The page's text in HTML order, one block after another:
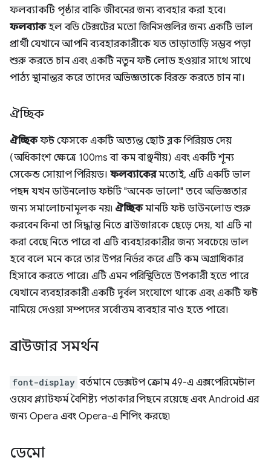
ফলব্যাকটি পৃষ্ঠার বাকি জীবনের জন্য ব্যবহার করা হবে।
ফলব্যাকহল বডি টেক্সটের মতো জিনিসগুলির জন্য একটি ভাল
প্রার্থী যেখানে আপনি ব্যবহারকারীকে যত তাড়াতাড়ি সম্ভব পড়া
শুরু করতে চান এবং একটি নতুন ফন্ট লোড হওয়ার সাথে সাথে
পাঠ্য স্থানান্তর করে তাদের অভিজ্ঞতাকে বিরক্ত করতে চান না।
ঐচ্ছিক
ঐচ্ছিকফন্ট ফেসকে একটি অত্যন্ত ছোট ব্লক পিরিয়ড দেয়
(অধিকাংশ ক্ষেত্রে 100ms বা কম বাঞ্ছনীয়) এবং একটি শূন্য
সেকেন্ড সোয়াপ পিরিয়ড। ফলব্যাকেরমতোই, এটি একটি ভাল
পছন্দ যখন ডাউনলোড ফন্টটি "অনেক ভালো" তবে অভিজ্ঞতার
জন্য সমালোচনামূলক নয়৷ ঐচ্ছিকমানটি ফন্ট ডাউনলোড শুরু
করবেন কিনা তা সিদ্ধান্ত নিতে ব্রাউজারকে ছেড়ে দেয়, যা এটি না
করা বেছে নিতে পারে বা এটি ব্যবহারকারীর জন্য সবচেয়ে ভাল
হবে বলে মনে করে তার উপর নির্ভর করে এটি কম অগ্রাধিকার
হিসাবে করতে পারে। এটি এমন পরিস্থিতিতে উপকারী হতে পারে
যেখানে ব্যবহারকারী একটি দুর্বল সংযোগে থাকে এবং একটি ফন্ট
নামিয়ে দেওয়া সম্পদের সর্বোত্তম ব্যবহার নাও হতে পারে।
ব্রাউজার সমর্থন
font-display বর্তমানে ডেক্সটপ ক্রোম 49-এ এক্সপেরিমেন্টাল
ওয়েব প্ল্যাটফর্ম বৈশিষ্ট্য পতাকার পিছনে রয়েছে এবং Android এর
জন্য Opera এবং Opera-এ শিপিং করছে৷
ডেমো